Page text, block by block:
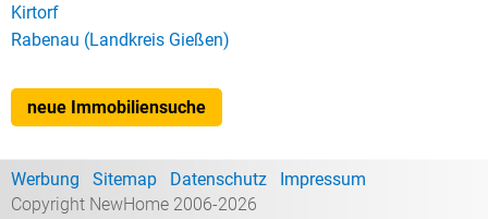
Kirtorf
Rabenau (Landkreis Gießen)
neue Immobiliensuche
Werbung Sitemap Datenschutz
Impressum
Copyright NewHome 2006-2026